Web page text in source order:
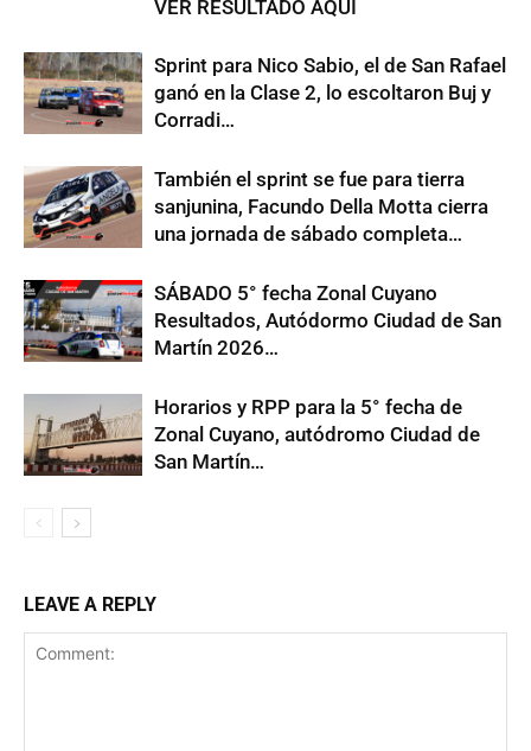
VER RESULTADO AQUI
Sprint para Nico Sabio, el de San Rafael
ganó en la Clase 2, lo escoltaron Buj y
Corradi…
También el sprint se fue para tierra
sanjunina, Facundo Della Motta cierra
una jornada de sábado completa…
SÁBADO 5° fecha Zonal Cuyano
Resultados, Autódormo Ciudad de San
Martín 2026…
Horarios y RPP para la 5° fecha de
Zonal Cuyano, autódromo Ciudad de
San Martín…
LEAVE A REPLY